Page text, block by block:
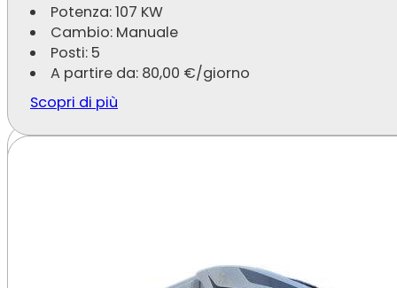
Cambio: Manuale
Posti: 4
A partire da:
/giorno
Potenza: 107 KW
Cambio: Manuale
Posti: 5
A partire da: 80,00 €/giorno
Scopri di più
Tutti i Camper
Copriamo anche le province